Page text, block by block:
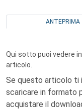
ANTEPRIMA
Qui sotto puoi vedere
articolo.
Se questo articolo ti
scaricare in formato
acquistare il